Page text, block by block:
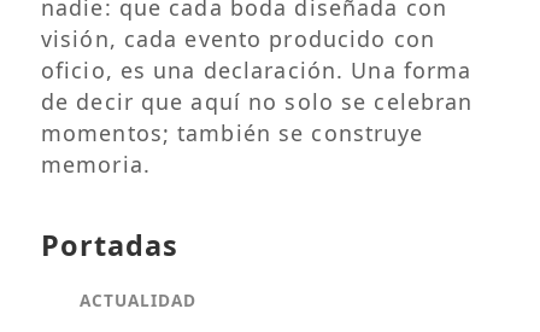
nadie: que cada boda diseñada con
visión, cada evento producido con
oficio, es una declaración. Una forma
de decir que aquí no solo se celebran
momentos; también se construye
memoria.
Portadas
ACTUALIDAD